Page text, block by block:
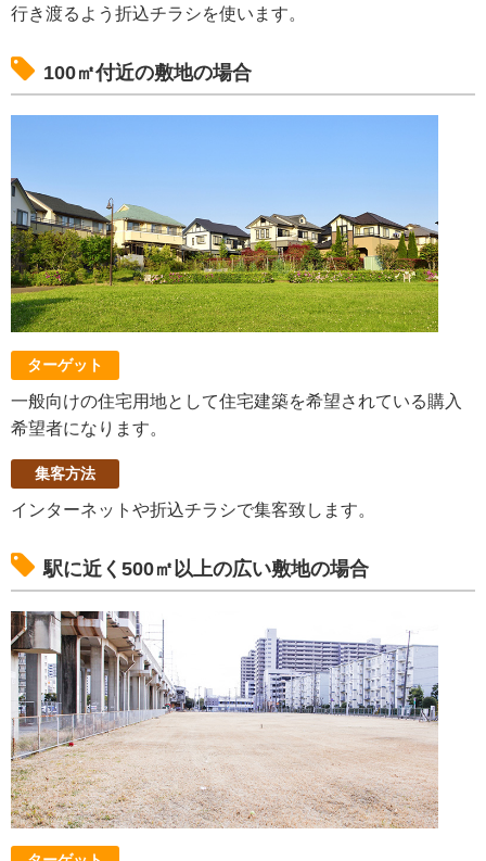
行き渡るよう折込チラシを使います。
100㎡付近の敷地の場合
ターゲット
一般向けの住宅用地として住宅建築を希望されている購入
希望者になります。
集客方法
インターネットや折込チラシで集客致します。
駅に近く500㎡以上の広い敷地の場合